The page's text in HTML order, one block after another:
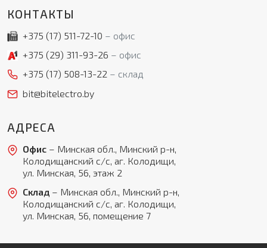
КОНТАКТЫ
+375 (17) 511-72-10
офис
+375 (29) 311-93-26
офис
+375 (17) 508-13-22
склад
bit@bitelectro.by
АДРЕСА
Офис– Минская обл., Минский р-н,
Колодищанский с/с, аг. Колодищи,
ул. Минская, 56, этаж 2
Склад– Минская обл., Минский р-н,
Колодищанский с/с, аг. Колодищи,
ул. Минская, 56, помещение 7